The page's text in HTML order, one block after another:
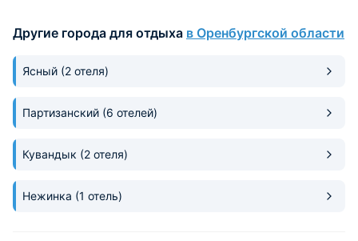
Другие города для отдыха в Оренбургской области
Ясный (2 отеля)
Партизанский (6 отелей)
Кувандык (2 отеля)
Нежинка (1 отель)